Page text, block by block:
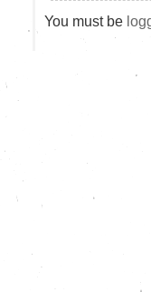
You must be